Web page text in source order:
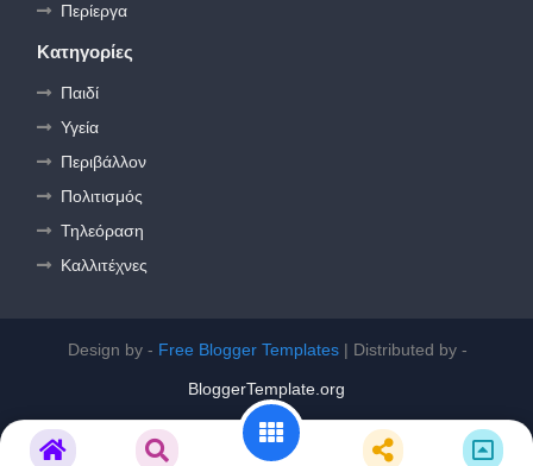
Περίεργα
Κατηγορίες
Παιδί
Υγεία
Περιβάλλον
Πολιτισμός
Τηλεόραση
Καλλιτέχνες
Design by - Free Blogger Templates| Distributed by -
BloggerTemplate.org